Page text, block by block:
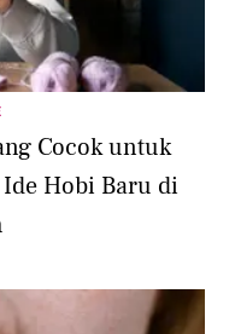
Cocok untuk
Ide Hobi Baru di